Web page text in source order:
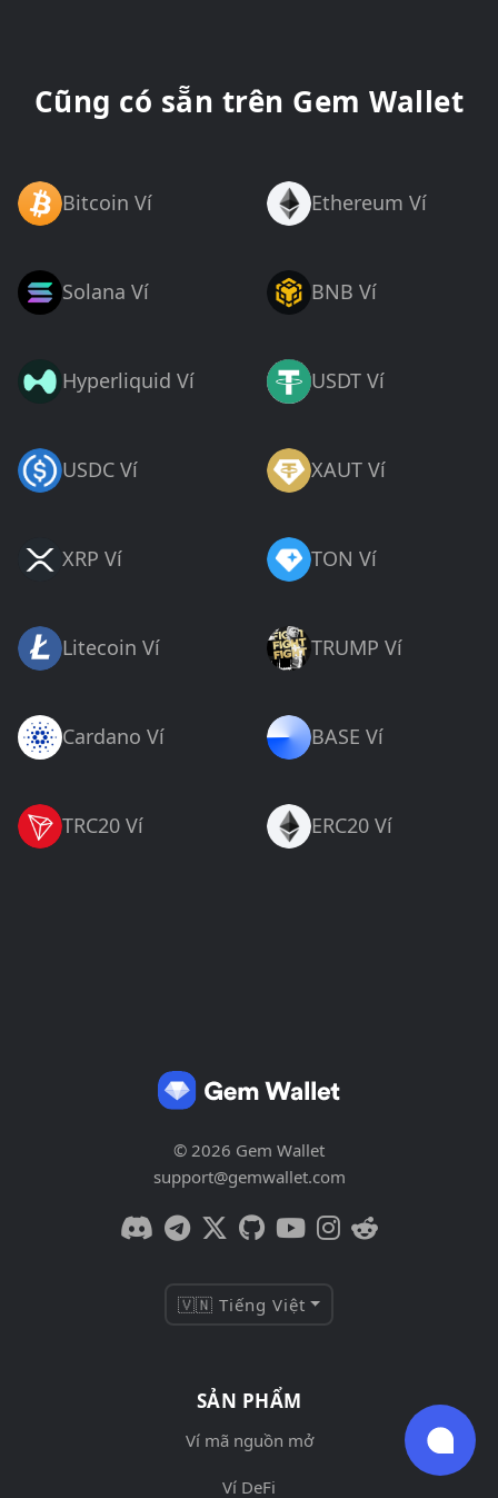
Cũng có sẵn trên Gem Wallet
Bitcoin Ví Ethereum Ví
Solana Ví BNB Ví
Hyperliquid Ví USDT Ví
USDC Ví XAUT Ví
XRP Ví TON Ví
Litecoin Ví TRUMP Ví
Cardano Ví BASE Ví
TRC20 Ví ERC20 Ví
© 2026 Gem Wallet
support@gemwallet.com
🇻🇳 Tiếng Việt
SẢN PHẨM
Ví mã nguồn mở
Ví DeFi